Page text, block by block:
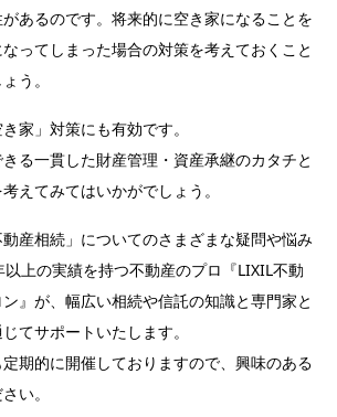
あるのです。将来的に空き家になることを
ってしまった場合の対策を考えておくこと
う。
家」対策にも有効です。
る一貫した財産管理・資産承継のカタチと
えてみてはいかがでしょう。
動産相続」についてのさまざまな疑問や悩み
上の実績を持つ不動産のプロ『LIXIL不動
』が、幅広い相続や信託の知識と専門家と
てサポートいたします。
期的に開催しておりますので、興味のある
い。